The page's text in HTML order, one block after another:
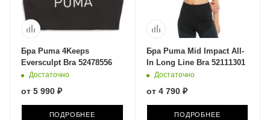
Бра Puma 4Keeps
Eversculpt Bra 52478556
Достаточно
от 5 990 ₽
ПОДРОБНЕЕ
Бра Puma Mid Impact All-
In Long Line Bra 52111301
Достаточно
от 4 790 ₽
ПОДРОБНЕЕ